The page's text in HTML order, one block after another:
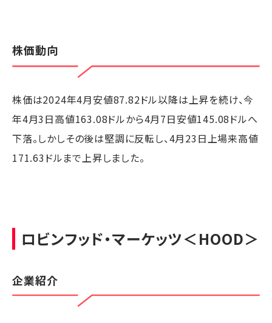
株価動向
株価は2024年4月安値87.82ドル以降は上昇を続け、今
年4月3日高値163.08ドルから4月7日安値145.08ドルへ
下落。しかしその後は堅調に反転し、4月23日上場来高値
171.63ドルまで上昇しました。
ロビンフッド・マーケッツ＜HOOD＞
企業紹介